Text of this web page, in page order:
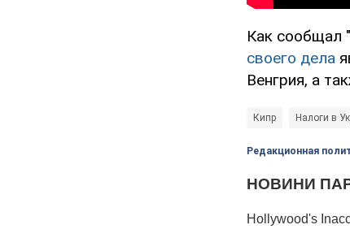
Как сообщал
своего дела
Венгрия, а
Кипр Налоги в
Редакционная